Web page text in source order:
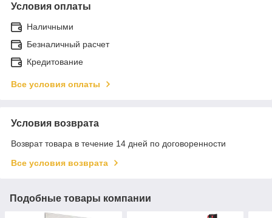
Условия оплаты
Наличными
Безналичный расчет
Кредитование
Все условия оплаты
Условия возврата
Возврат товара в течение 14 дней по договоренности
Все условия возврата
Подобные товары компании